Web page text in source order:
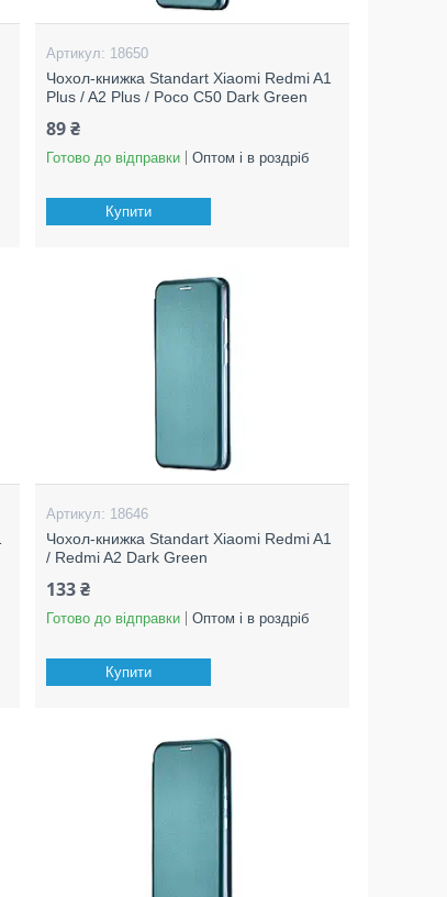
18650
Чохол-книжка Standart Xiaomi Redmi A1
Plus / A2 Plus / Poco C50 Dark Green
89 ₴
Готово до відправки Оптом і в роздріб
Купити
18646
Чохол-книжка Standart Xiaomi Redmi A1
/ Redmi A2 Dark Green
133 ₴
Готово до відправки Оптом і в роздріб
Купити